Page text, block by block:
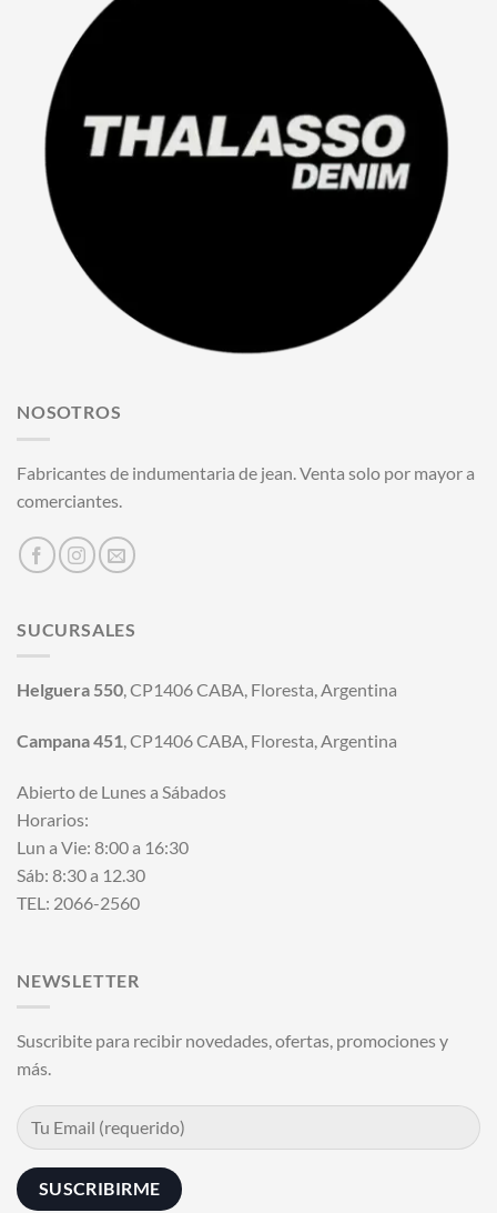
NOSOTROS
Fabricantes de indumentaria de jean. Venta solo por mayor a
comerciantes.
SUCURSALES
Helguera 550, CP1406 CABA, Floresta, Argentina
Campana 451, CP1406 CABA, Floresta, Argentina
Abierto de Lunes a Sábados
Horarios:
Lun a Vie: 8:00 a 16:30
Sáb: 8:30 a 12.30
TEL: 2066-2560
NEWSLETTER
Suscribite para recibir novedades, ofertas, promociones y
más.